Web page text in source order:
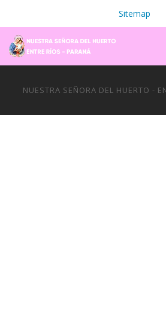
Sitemap
NUESTRA SEÑORA DEL HUERTO -